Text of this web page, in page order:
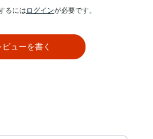
るには ログインが必要です。
ビューを書く